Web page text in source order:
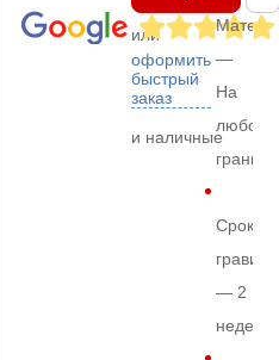
или
оформить
быстрый
заказ
и наличные
—
На
любом
граните
Срок
— 2
недели